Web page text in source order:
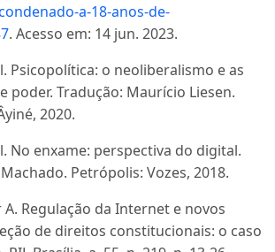
a-18-anos-de-
. Acesso em: 14 jun. 2023.
Psicopolítica: o neoliberalismo e as
poder. Tradução: Maurício Liesen.
2020.
No enxame: perspectiva do digital.
Petrópolis: Vozes, 2018.
A. Regulação da Internet e novos
de direitos constitucionais: o caso